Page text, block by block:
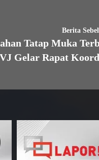
Berita
Tatap Muka
Gelar Rapat